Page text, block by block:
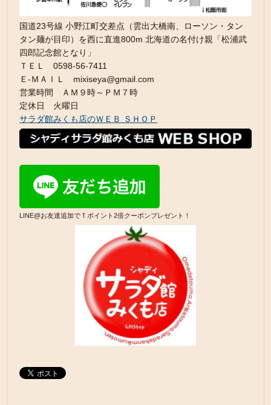
国道23号線 小野江町交差点（雲出大橋南、ローソン・タン
タン麺が目印）を西に直進800m 北海道の名付け親「松浦武
四郎記念館となり」
ＴＥＬ 0598-56-7411
Ｅ-ＭＡＩＬ mixiseya@gmail.com
営業時間 ＡＭ９時～ＰＭ７時
定休日 火曜日
サラダ館みくも店のＷＥＢ ＳＨＯＰ
LINE@お友達追加でＴポイント2倍クーポンプレゼント！